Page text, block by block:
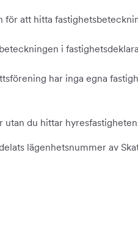
att hitta
i
har inga egna
du hittar
lägenhetsnummer av